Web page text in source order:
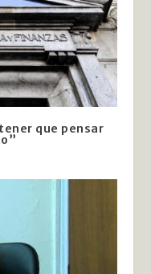
que pensar